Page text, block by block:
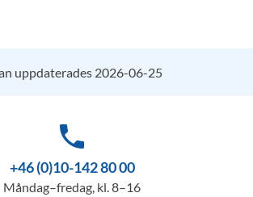
uppdaterades 2026-06-25
phone
+46 (0)10-142 80 00
Måndag–fredag, kl. 8–16